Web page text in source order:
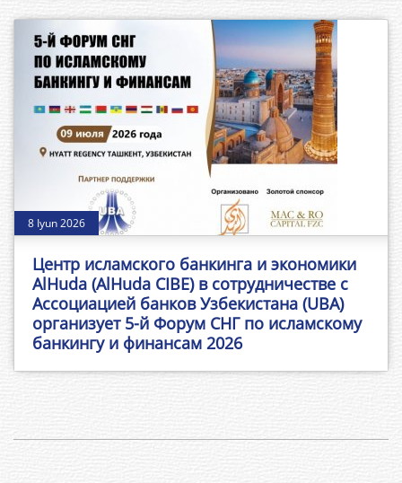
8 Iyun 2026
Центр исламского банкинга и экономики
AlHuda (AlHuda CIBE) в сотрудничестве с
Ассоциацией банков Узбекистана (UBA)
организует 5-й Форум СНГ по исламскому
банкингу и финансам 2026